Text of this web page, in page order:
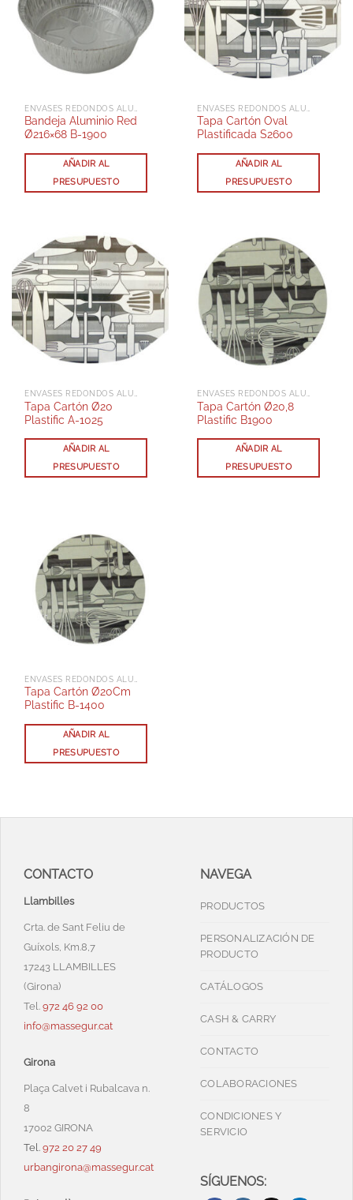
Bandeja Aluminio Red
Ø216×68 B-1900
AÑADIR AL
PRESUPUESTO
Tapa Cartón Oval
Plastificada S2600
AÑADIR AL
PRESUPUESTO
Tapa Cartón Ø20
Plastific A-1025
AÑADIR AL
PRESUPUESTO
Tapa Cartón Ø20,8
Plastific B1900
AÑADIR AL
PRESUPUESTO
Tapa Cartón Ø20Cm
Plastific B-1400
AÑADIR AL
PRESUPUESTO
CONTACTO
Llambilles
Crta. de Sant Feliu de
Guíxols, Km.8,7
17243 LLAMBILLES
(Girona)
Tel. 972 46 92 00
info@massegur.cat
Girona
Plaça Calvet i Rubalcava n.
8
17002 GIRONA
Tel. 972 20 27 49
urbangirona@massegur.cat
NAVEGA
PRODUCTOS
PERSONALIZACIÓN DE
PRODUCTO
CATÁLOGOS
CASH & CARRY
CONTACTO
COLABORACIONES
CONDICIONES Y
SERVICIO
SÍGUENOS: